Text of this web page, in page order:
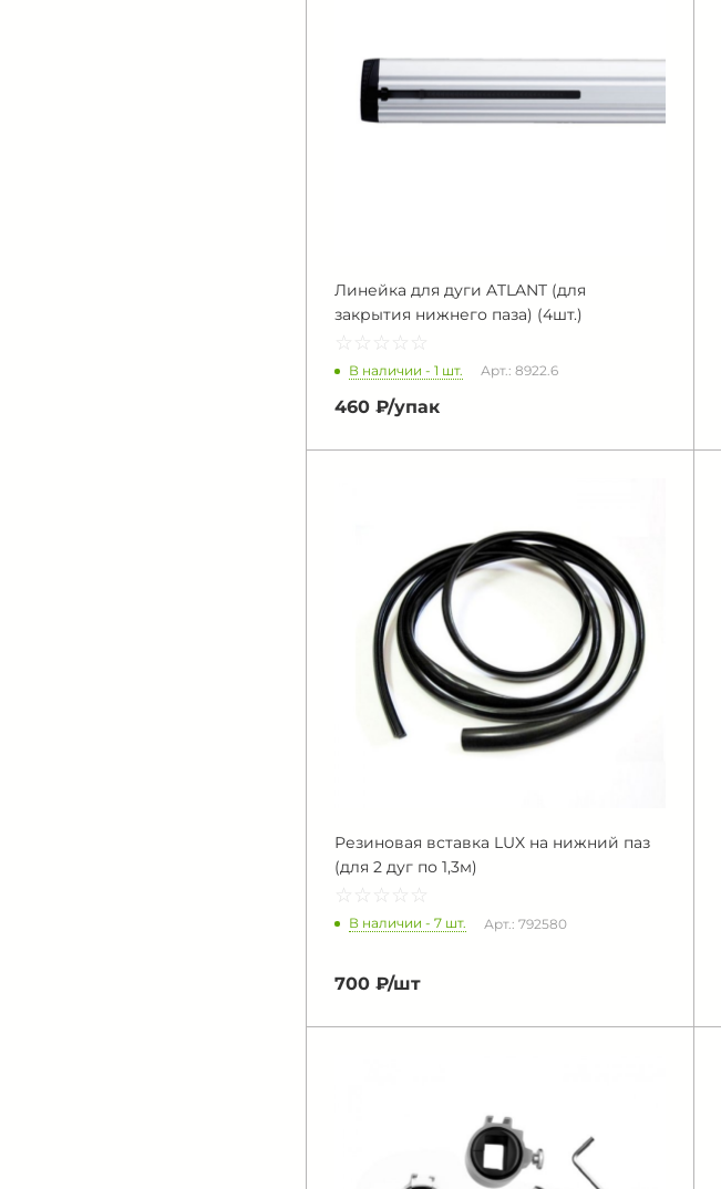
Линейка для дуги ATLANT (для
закрытия нижнего паза) (4шт.)
☆ ☆ ☆ ☆ ☆
★ ★ ★ ★ ★
В наличии - 1 шт. Арт.: 8922.6
460 ₽/упак
Резиновая вставка LUX на нижний паз
(для 2 дуг по 1,3м)
☆ ☆ ☆ ☆ ☆
★ ★ ★ ★ ★
В наличии - 7 шт. Арт.: 792580
700 ₽/шт